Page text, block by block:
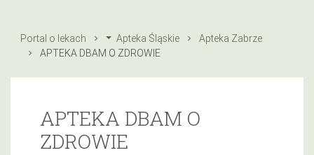
Portal o lekach Apteka Śląskie
Apteka Zabrze
APTEKA DBAM O ZDROWIE
APTEKA DBAM O
ZDROWIE